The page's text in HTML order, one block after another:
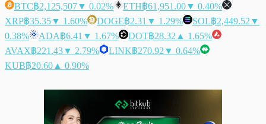
BTC฿2,125,507▼ 0.02% ETH฿61,951.00▼ 0.40%
XRP฿35.35▼ 1.60% DOGE฿2.31 ▼ 1.29% SOL฿2,449.52 ▼
0.38%
ADA฿6.41 ▼ 1.67% DOT฿28.32 ▲ 1.65%
AVAX฿221.43▼ 2.79% LINK฿270.92 ▼ 0.64%
KUB฿20.60 ▲ 0.90%